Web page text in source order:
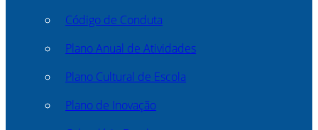
Código de Conduta
Plano Anual de Atividades
Plano Cultural de Escola
Plano de Inovação